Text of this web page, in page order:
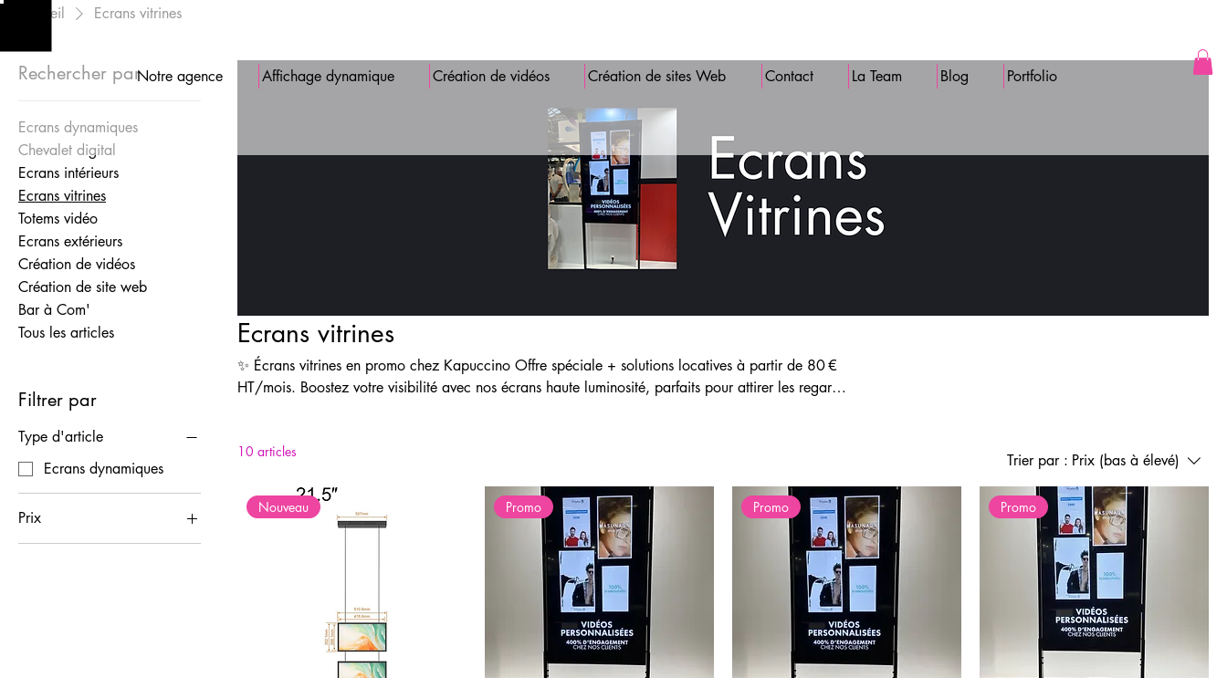
Notre agence Affichage dynamique Création de vidéos Création de sites Web Contact La Team Blog Portfolio
Accueil Ecrans vitrines
Rechercher par
Ecrans dynamiques
Chevalet digital
Ecrans intérieurs
Ecrans vitrines
Totems vidéo
Ecrans extérieurs
Création de vidéos
Création de site web
Bar à Com'
Tous les articles
Filtrer par
Type d'article
Ecrans dynamiques
Prix
Ecrans vitrines
✨ Écrans vitrines en promo chez Kapuccino Offre spéciale + solutions locatives à partir de 80 €
HT/mois. Boostez votre visibilité avec nos écrans haute luminosité, parfaits pour attirer les regards
10 articles Trier par : Prix (bas à élevé)
Nouveau Promo Promo Promo